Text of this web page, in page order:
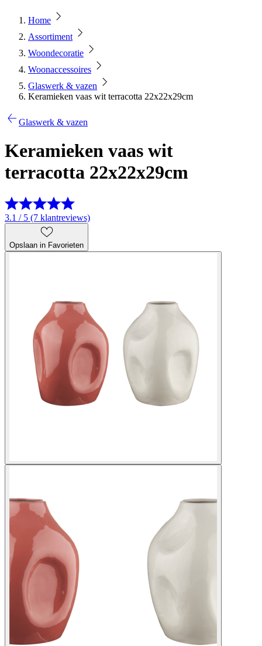
Home
Assortiment
Woondecoratie
Woonaccessoires
Glaswerk & vazen
Keramieken vaas wit terracotta 22x22x29cm
Glaswerk & vazen
Keramieken vaas wit
terracotta 22x22x29cm
3.1 / 5 (7 klantreviews)
Opslaan in Favorieten